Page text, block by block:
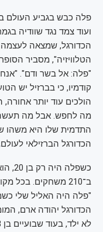
פלה כבש בגביע העולם
ועוד צמד נגד שוודיה
הכדורגל, שמצאה
הטלוויזיה", מסביר
"פלה: אל בשר ודם".
קודמיו, כי בברזיל יש
הולכים עוד יותר אחורה,
התדמית שלו היא משהו
הכדורגל הברזילאי
ב־210 משחקים. בכל
"פלה היה האליל שלי
הכדורגל יהודה ארם,